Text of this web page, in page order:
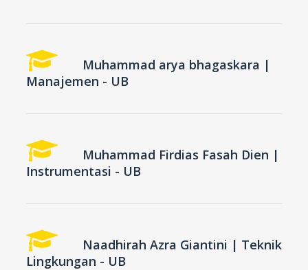
Muhammad arya bhagaskara |
Manajemen - UB
Muhammad Firdias Fasah Dien |
Instrumentasi - UB
Naadhirah Azra Giantini | Teknik
Lingkungan - UB